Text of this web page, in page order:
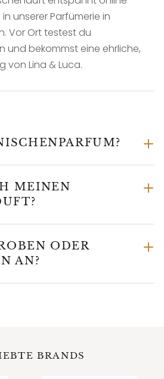
unserer Parfümerie in
Vor Ort testest du
und bekommst eine ehrliche,
von Lina & Luca.
MEINEN
ODER
AN?
BRANDS